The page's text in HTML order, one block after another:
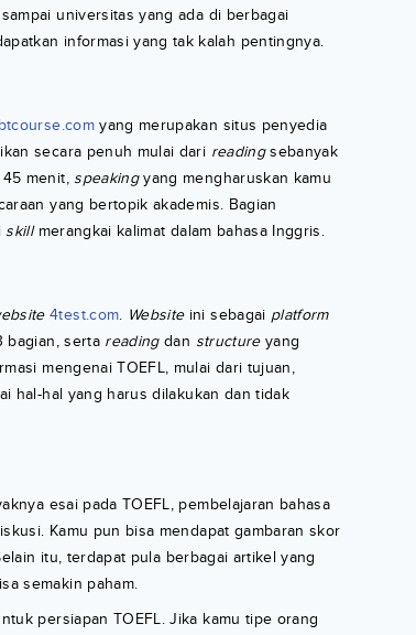
universitas yang ada di berbagai
informasi yang tak kalah pentingnya.
yang merupakan situs penyedia
secara penuh mulai dari readingsebanyak
menit, speakingyang mengharuskan kamu
yang bertopik akademis. Bagian
skillmerangkai kalimat dalam bahasa Inggris.
4test.com. Websiteini sebagai platform
bagian, serta readingdan structureyang
mengenai TOEFL, mulai dari tujuan,
hal-hal yang harus dilakukan dan tidak
esai pada TOEFL, pembelajaran bahasa
Kamu pun bisa mendapat gambaran skor
itu, terdapat pula berbagai artikel yang
semakin paham.
persiapan TOEFL. Jika kamu tipe orang